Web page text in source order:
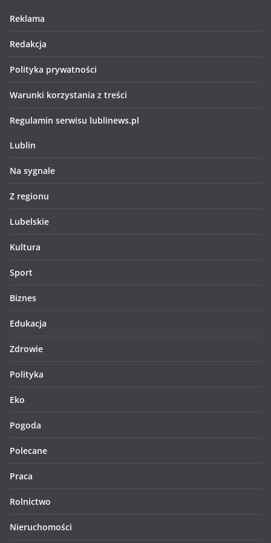
Reklama
Redakcja
Polityka prywatności
Warunki korzystania z treści
Regulamin serwisu lublinews.pl
Lublin
Na sygnale
Z regionu
Lubelskie
Kultura
Sport
Biznes
Edukacja
Zdrowie
Polityka
Eko
Pogoda
Polecane
Praca
Rolnictwo
Nieruchomości